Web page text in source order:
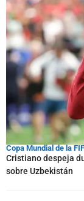
Copa Mundial de la
Cristiano despeja
sobre Uzbekistán